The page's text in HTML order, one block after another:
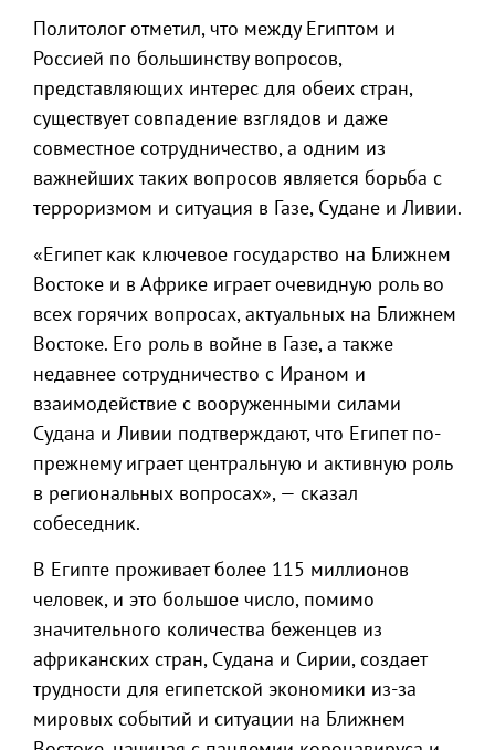
Политолог отметил, что между Египтом и
Россией по большинству вопросов,
представляющих интерес для обеих стран,
существует совпадение взглядов и даже
совместное сотрудничество, а одним из
важнейших таких вопросов является борьба с
терроризмом и ситуация в Газе, Судане и Ливии.
«Египет как ключевое государство на Ближнем
Востоке и в Африке играет очевидную роль во
всех горячих вопросах, актуальных на Ближнем
Востоке. Его роль в войне в Газе, а также
недавнее сотрудничество с Ираном и
взаимодействие с вооруженными силами
Судана и Ливии подтверждают, что Египет по-
прежнему играет центральную и активную роль
в региональных вопросах», — сказал
собеседник.
В Египте проживает более 115 миллионов
человек, и это большое число, помимо
значительного количества беженцев из
африканских стран, Судана и Сирии, создает
трудности для египетской экономики из-за
мировых событий и ситуации на Ближнем